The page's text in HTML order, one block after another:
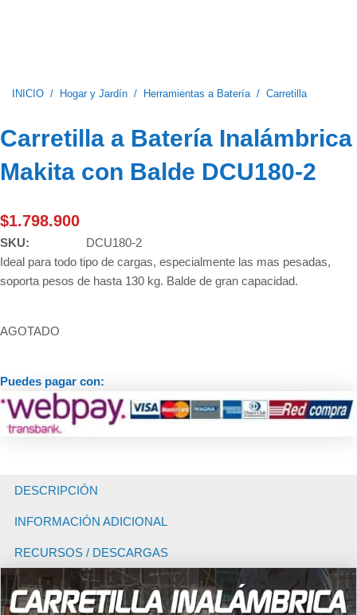
INICIO/ Hogar y Jardín/ Herramientas a Batería/ Carretilla
Carretilla a Batería Inalámbrica
Makita con Balde DCU180-2
$1.798.900
SKU:
DCU180-2
Ideal para todo tipo de cargas, especialmente las mas pesadas,
soporta pesos de hasta 130 kg. Balde de gran capacidad.
AGOTADO
Puedes pagar con:
DESCRIPCIÓN
INFORMACIÓN ADICIONAL
RECURSOS / DESCARGAS